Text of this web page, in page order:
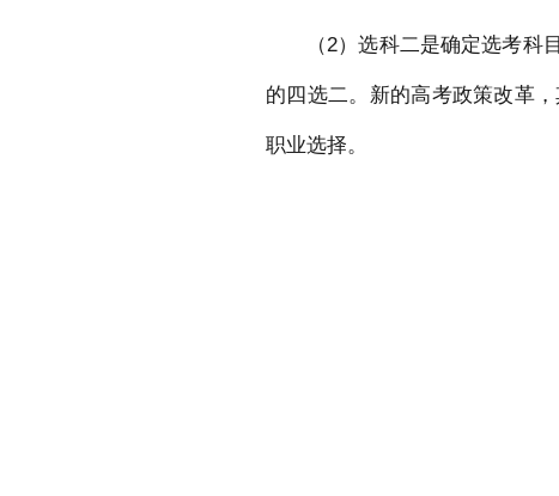
（2）选科二是确定选考
的四选二。新的高考政策改革
职业选择。